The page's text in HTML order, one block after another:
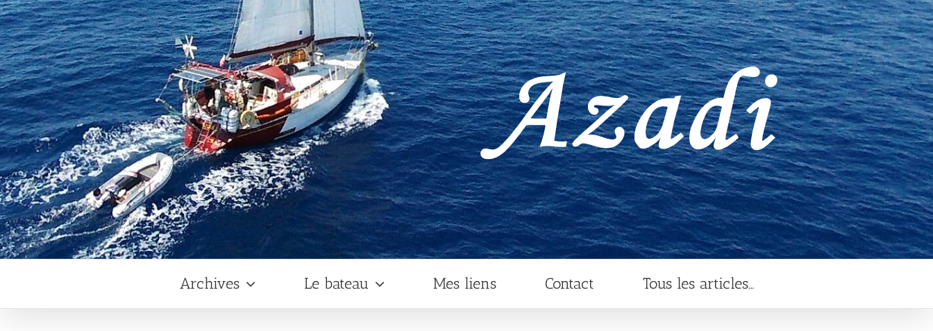
Archives Le bateau Mes liens Contact Tous les articles…